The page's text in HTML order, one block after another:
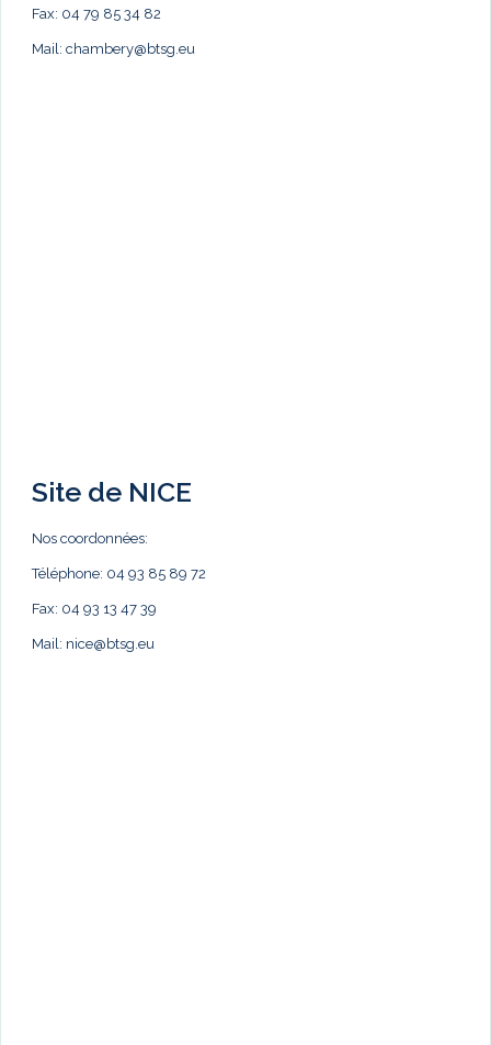
Fax: 04 79 85 34 82
Mail: chambery@btsg.eu
Site de NICE
Nos coordonnées:
Téléphone: 04 93 85 89 72
Fax: 04 93 13 47 39
Mail: nice@btsg.eu